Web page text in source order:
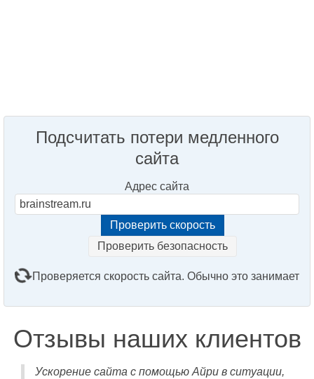
Подсчитать потери медленного
сайта
Адрес сайта
Проверить безопасность
Проверяется скорость сайта. Обычно это занимает
Отзывы наших клиентов
Ускорение сайта с помощью Айри в ситуации,